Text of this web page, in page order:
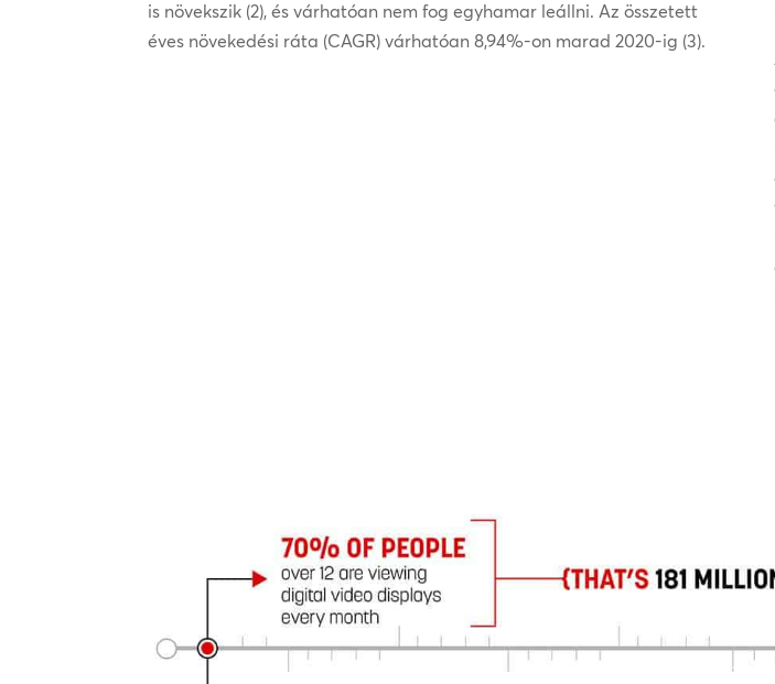
is növekszik (2), és várhatóan nem fog egyhamar leállni. Az összetett
éves növekedési ráta (CAGR) várhatóan 8,94%-on marad 2020-ig (3).